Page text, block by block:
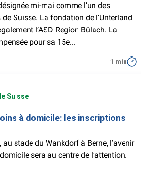
mi-mai comme l’un des
Suisse. La fondation de l’Unterland
l’ASD Region Bülach. La
pour sa 15e...
1 min
Suisse
à domicile: les inscriptions
stade du Wankdorf à Berne, l’avenir
sera au centre de l’attention.